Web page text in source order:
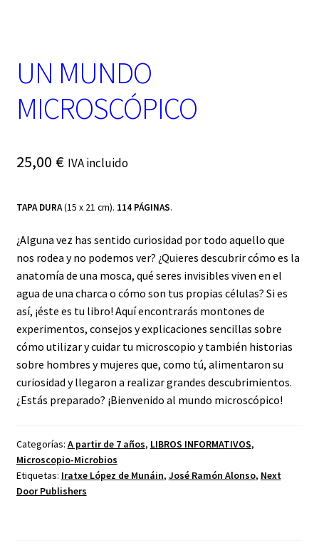
UN MUNDO
MICROSCÓPICO
25,00 € IVA incluido
TAPA DURA(15 x 21 cm). 114 PÁGINAS.
¿Alguna vez has sentido curiosidad por todo aquello que
nos rodea y no podemos ver? ¿Quieres descubrir cómo es la
anatomía de una mosca, qué seres invisibles viven en el
agua de una charca o cómo son tus propias células? Si es
así, ¡éste es tu libro! Aquí encontrarás montones de
experimentos, consejos y explicaciones sencillas sobre
cómo utilizar y cuidar tu microscopio y también historias
sobre hombres y mujeres que, como tú, alimentaron su
curiosidad y llegaron a realizar grandes descubrimientos.
¿Estás preparado? ¡Bienvenido al mundo microscópico!
Categorías: A partir de 7 años, LIBROS INFORMATIVOS,
Microscopio-Microbios
Etiquetas: Iratxe López de Munáin, José Ramón Alonso, Next
Door Publishers